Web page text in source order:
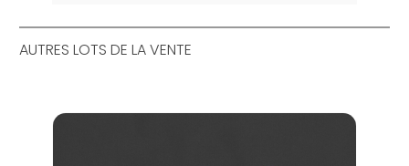
AUTRES LOTS DE LA VENTE